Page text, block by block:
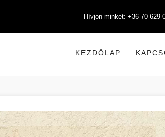
Hívjon minket: +36 70 629
KEZDŐLAP